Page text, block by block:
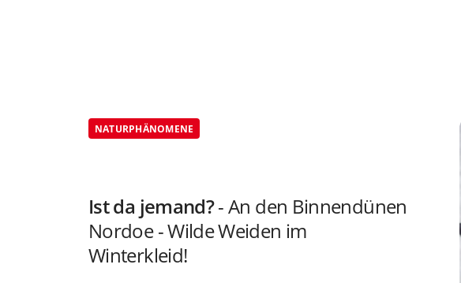
NATURPHÄNOMENE
Ist da jemand?- An den Binnendünen
Nordoe - Wilde Weiden im
Winterkleid!